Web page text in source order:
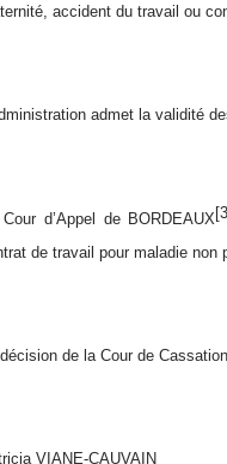
accident du travail ou
admet la validité
d’Appel de BORDEAUX
de travail pour maladie non
décision de la Cour de
VIANE-CAUVAIN